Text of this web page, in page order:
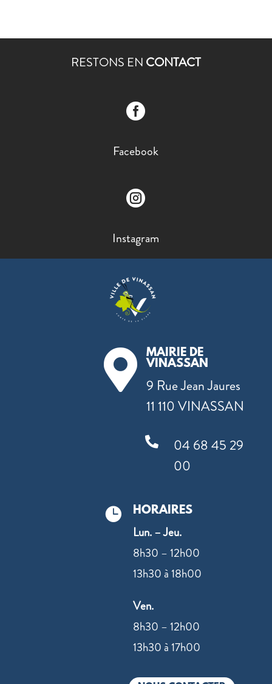
RESTONS EN CONTACT

Facebook

Instagram

MAIRIE DE
VINASSAN
9 Rue Jean Jaures
11 110 VINASSAN

04 68 45 29
00
 HORAIRES
Lun. – Jeu.
8h30 – 12h00
13h30 à 18h00
Ven.
8h30 – 12h00
13h30 à 17h00